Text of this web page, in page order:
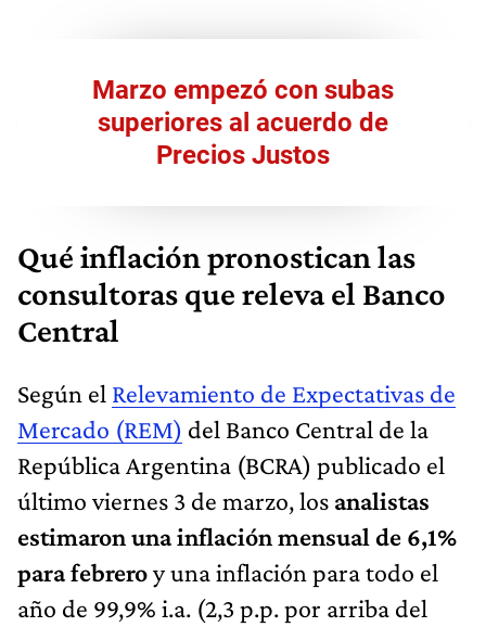
Marzo empezó con subas
superiores al acuerdo de
Precios Justos
Qué inflación pronostican las
consultoras que releva el Banco
Central
Según el Relevamiento de Expectativas de
Mercado (REM) del Banco Central de la
República Argentina (BCRA) publicado el
último viernes 3 de marzo, los analistas
estimaron una inflación mensual de 6,1%
para febreroy una inflación para todo el
año de 99,9% i.a. (2,3 p.p. por arriba del